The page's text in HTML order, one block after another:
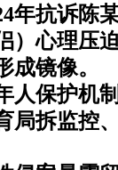
年抗诉陈
）心理压
成镜像。
人保护机
局拆监控